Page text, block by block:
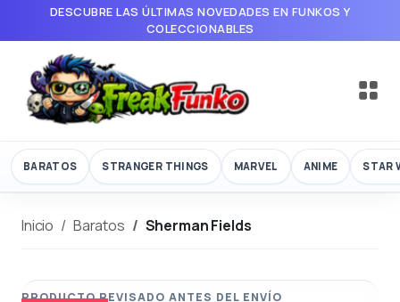
DESCUBRE LAS ÚLTIMAS NOVEDADES EN FUNKOS Y
COLECCIONABLES
BARATOS STRANGER THINGS MARVEL ANIME STAR
Inicio Baratos Sherman Fields